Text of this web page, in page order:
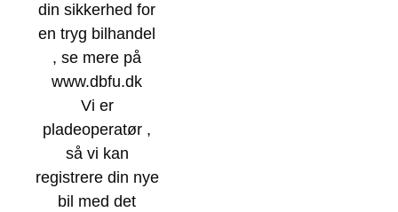
din sikkerhed for
en tryg bilhandel
, se mere på
www.dbfu.dk
Vi er
pladeoperatør ,
så vi kan
registrere din nye
bil med det